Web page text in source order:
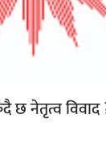
छ नेतृत्व विवाद